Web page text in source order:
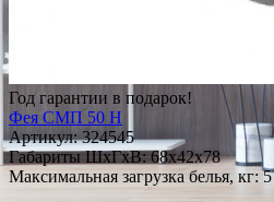
Год гарантии в подарок!
Фея СМП 50 Н
Артикул:324545
Габариты ШxГxВ: 68x42x78
Максимальная загрузка белья, кг: 5